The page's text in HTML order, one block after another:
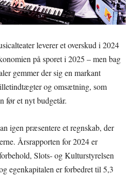
leverer et overskud i 2024
på sporet i 2025 – men bag
gemmer der sig en markant
og omsætning, som
før et nyt budgetår.
igen præsentere et regnskab, der
Årsrapporten for 2024 er
Slots- og Kulturstyrelsen
egenkapitalen er forbedret til 5,3